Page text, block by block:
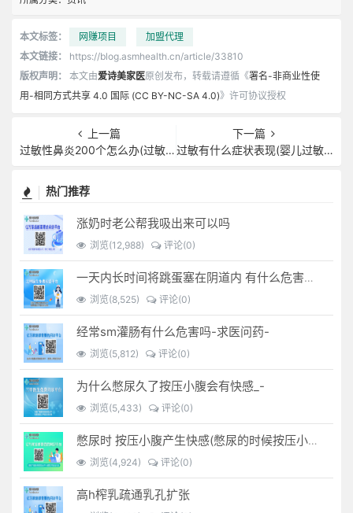
本文标签： 网赚项目
加盟代理
本文链接：
https://blog.asmhealth.cn/article/33810
版权声明：
本文由爱诗美家医原创发布，转载请遵循《署名-非商业性使
用-相同方式共享 4.0 国际 (CC BY-NC-SA 4.0)》许可协议授权
上一篇
过敏性鼻炎200个怎么办(过敏性鼻炎天天犯怎么办)
下一篇
过敏有什么症状表现(婴儿过敏有什么症状表现)
热门推荐
涨奶时老公帮我吸出来可以吗
浏览(12,988) 评论(0)
一天内长时间将跳蛋塞在阴道内 有什么危害免...(跳蛋是放哪里)
浏览(8,525) 评论(0)
经常sm灌肠有什么危害吗-求医问药-
浏览(5,812) 评论(0)
为什么憋尿久了按压小腹会有快感_-
浏览(5,433) 评论(0)
憋尿时 按压小腹产生快感(憋尿的时候按压小腹是什么感觉)
浏览(4,924) 评论(0)
高h榨乳疏通乳孔扩张